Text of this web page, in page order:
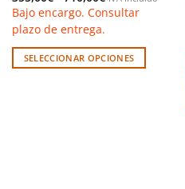
de
precios:
355,00€
hasta
710,00€
Bajo encargo. Consultar
plazo de entrega.
SELECCIONAR OPCIONES